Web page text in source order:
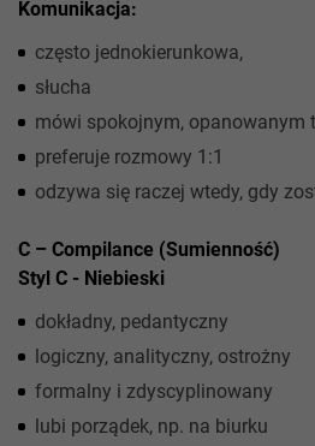
Komunikacja:
często jednokierunkowa,
słucha
mówi spokojnym, opanowanym
preferuje rozmowy 1:1
odzywa się raczej wtedy, gdy
C – Compilance (Sumienność)
Styl C - Niebieski
dokładny, pedantyczny
logiczny, analityczny, ostrożny
formalny i zdyscyplinowany
lubi porządek, np. na biurku